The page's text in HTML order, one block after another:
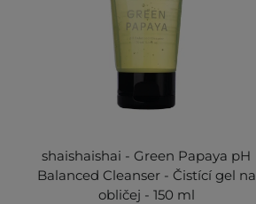
shaishaishai - Green Papaya pH
Balanced Cleanser - Čistící gel na
obličej - 150 ml